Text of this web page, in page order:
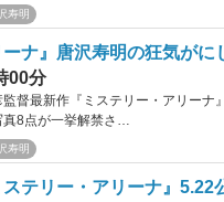
寿明
ーナ』唐沢寿明の狂気がに
00分
督最新作『ミステリー・アリー
真8点が一挙解禁さ…
寿明
ステリー・アリーナ』